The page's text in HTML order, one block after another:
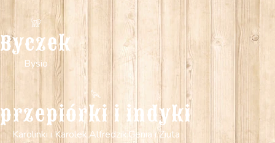
Byczek
Bysio
przepiórki i indyki
Karolinki i Karolek,Alfredzik,Genia i Ziuta